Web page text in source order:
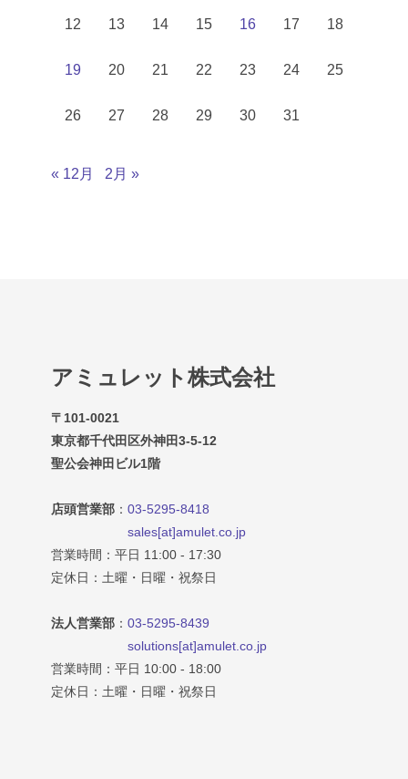
12 13 14 15 16 17 18
19 20 21 22 23 24 25
26 27 28 29 30 31
« 12月 2月 »
アミュレット株式会社
〒101-0021
東京都千代田区外神田3-5-12
聖公会神田ビル1階
店頭営業部 ： 03-5295-8418
sales[at]amulet.co.jp
営業時間：平日 11:00 - 17:30
定休日：土曜・日曜・祝祭日
法人営業部 ： 03-5295-8439
solutions[at]amulet.co.jp
営業時間：平日 10:00 - 18:00
定休日：土曜・日曜・祝祭日